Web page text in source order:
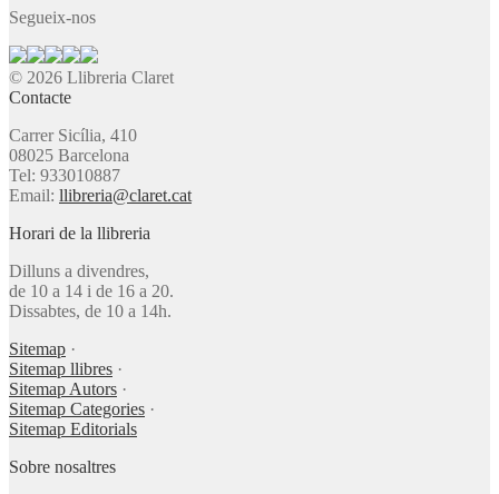
Segueix-nos
© 2026 Llibreria Claret
Contacte
Carrer Sicília, 410
08025 Barcelona
Tel: 933010887
Email: llibreria@claret.cat
Horari de la llibreria
Dilluns a divendres,
de 10 a 14 i de 16 a 20.
Dissabtes, de 10 a 14h.
Sitemap ·
Sitemap llibres ·
Sitemap Autors ·
Sitemap Categories ·
Sitemap Editorials
Sobre nosaltres